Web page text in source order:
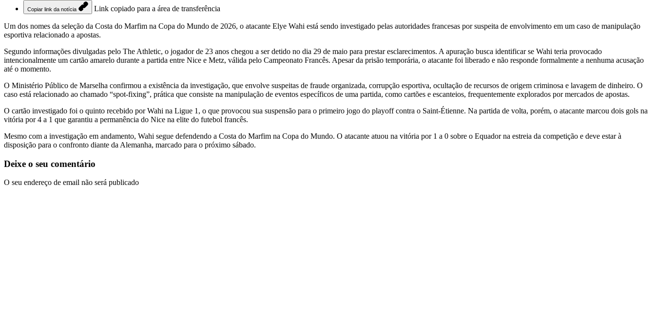
Copiar link da notícia Link copiado para a área de transferência
Um dos nomes da seleção da Costa do Marfim na Copa do Mundo de 2026, o atacante Elye Wahi está sendo investigado pelas autoridades francesas por suspeita de envolvimento em um caso de manipulação
esportiva relacionado a apostas.
Segundo informações divulgadas pelo The Athletic, o jogador de 23 anos chegou a ser detido no dia 29 de maio para prestar esclarecimentos. A apuração busca identificar se Wahi teria provocado
intencionalmente um cartão amarelo durante a partida entre Nice e Metz, válida pelo Campeonato Francês. Apesar da prisão temporária, o atacante foi liberado e não responde formalmente a nenhuma acusação
até o momento.
O Ministério Público de Marselha confirmou a existência da investigação, que envolve suspeitas de fraude organizada, corrupção esportiva, ocultação de recursos de origem criminosa e lavagem de dinheiro. O
caso está relacionado ao chamado “spot-fixing”, prática que consiste na manipulação de eventos específicos de uma partida, como cartões e escanteios, frequentemente explorados por mercados de apostas.
O cartão investigado foi o quinto recebido por Wahi na Ligue 1, o que provocou sua suspensão para o primeiro jogo do playoff contra o Saint-Étienne. Na partida de volta, porém, o atacante marcou dois gols na
vitória por 4 a 1 que garantiu a permanência do Nice na elite do futebol francês.
Mesmo com a investigação em andamento, Wahi segue defendendo a Costa do Marfim na Copa do Mundo. O atacante atuou na vitória por 1 a 0 sobre o Equador na estreia da competição e deve estar à
disposição para o confronto diante da Alemanha, marcado para o próximo sábado.
Deixe o seu comentário
O seu endereço de email não será publicado